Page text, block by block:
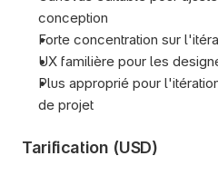
conception
Forte concentration sur
UX familière pour les
Plus approprié pour
de projet
Tarification (USD)